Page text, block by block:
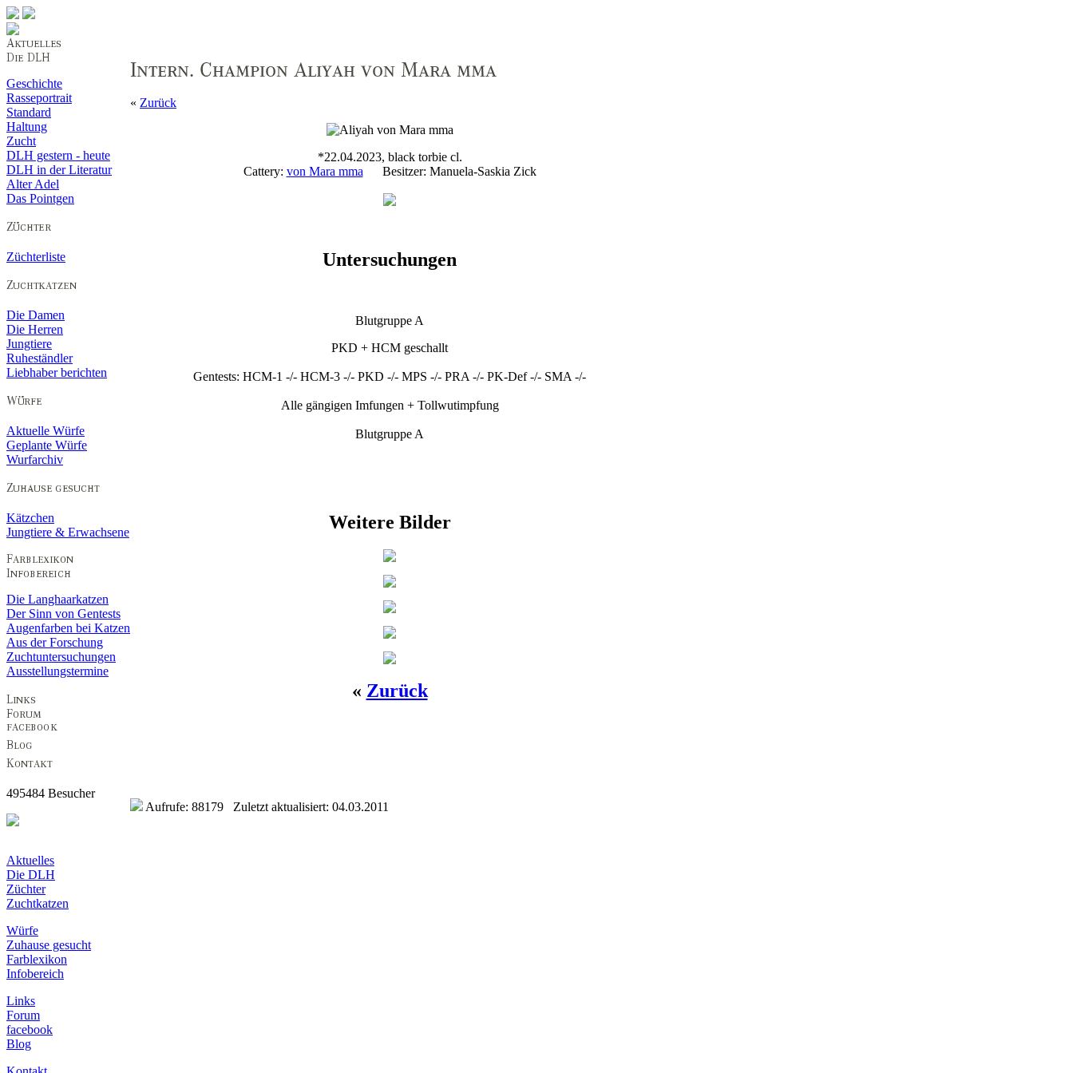
Geschichte
Rasseportrait
Standard
Haltung
Zucht
DLH gestern - heute
DLH in der Literatur
Alter Adel
Das Pointgen
Züchterliste
Die Damen
Die Herren
Jungtiere
Ruheständler
Liebhaber berichten
Aktuelle Würfe
Geplante Würfe
Wurfarchiv
Kätzchen
Jungtiere & Erwachsene
Die Langhaarkatzen
Der Sinn von Gentests
Augenfarben bei Katzen
Aus der Forschung
Zuchtuntersuchungen
Ausstellungstermine
495484 Besucher
« Zurück
*22.04.2023, black torbie cl.
Cattery: von Mara mma Besitzer: Manuela-Saskia Zick
Untersuchungen
Blutgruppe A
PKD + HCM geschallt
Gentests: HCM-1 -/- HCM-3 -/- PKD -/- MPS -/- PRA -/- PK-Def -/- SMA -/-
Alle gängigen Imfungen + Tollwutimpfung
Blutgruppe A
Weitere Bilder
« Zurück
Aufrufe: 88179 Zuletzt aktualisiert: 04.03.2011
Aktuelles
Die DLH
Züchter
Zuchtkatzen
Würfe
Zuhause gesucht
Farblexikon
Infobereich
Links
Forum
facebook
Blog